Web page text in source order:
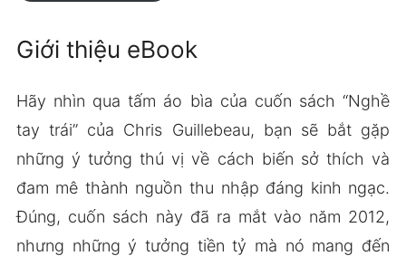
Giới thiệu eBook
Hãy nhìn qua tấm áo bìa của cuốn sách “Nghề
tay trái” của Chris Guillebeau, bạn sẽ bắt gặp
những ý tưởng thú vị về cách biến sở thích và
đam mê thành nguồn thu nhập đáng kinh ngạc.
Đúng, cuốn sách này đã ra mắt vào năm 2012,
nhưng những ý tưởng tiền tỷ mà nó mang đến